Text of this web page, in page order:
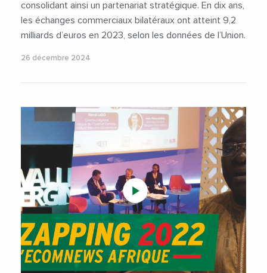
consolidant ainsi un partenariat stratégique. En dix ans,
les échanges commerciaux bilatéraux ont atteint 9,2
milliards d’euros en 2023, selon les données de l’Union.
26 décembre 2024